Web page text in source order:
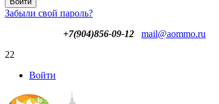
Забыли свой пароль?
+7(904)856-09-12
mail@aommo.ru
22
Войти